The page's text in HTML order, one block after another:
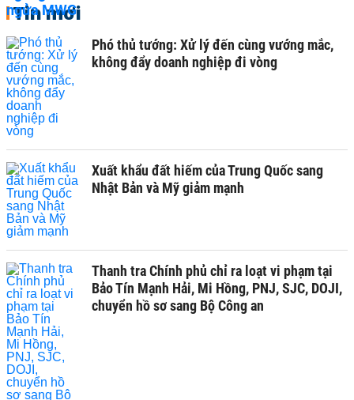
Tin mới
Phó thủ tướng: Xử lý đến cùng vướng mắc,
không đẩy doanh nghiệp đi vòng
Xuất khẩu đất hiếm của Trung Quốc sang
Nhật Bản và Mỹ giảm mạnh
Thanh tra Chính phủ chỉ ra loạt vi phạm tại
Bảo Tín Mạnh Hải, Mi Hồng, PNJ, SJC, DOJI,
chuyển hồ sơ sang Bộ Công an